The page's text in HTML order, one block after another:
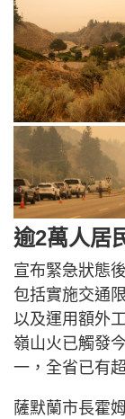
逾2萬人居
宣布緊急狀態
包括實施交通
以及運用額外
嶺山火已觸發
一，全省已有
薩默蘭市長霍